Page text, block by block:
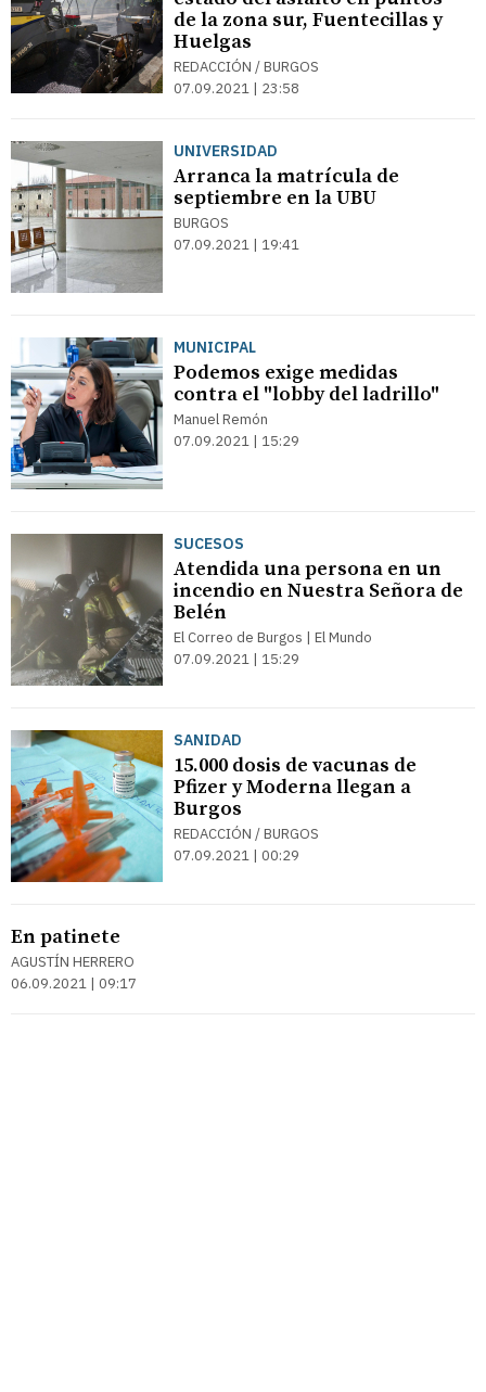
de la zona sur, Fuentecillas y
Huelgas
REDACCIÓN / BURGOS
07.09.2021 | 23:58
UNIVERSIDAD
Arranca la matrícula de
septiembre en la UBU
BURGOS
07.09.2021 | 19:41
MUNICIPAL
Podemos exige medidas
contra el "lobby del ladrillo"
Manuel Remón
07.09.2021 | 15:29
SUCESOS
Atendida una persona en un
incendio en Nuestra Señora de
Belén
El Correo de Burgos | El Mundo
07.09.2021 | 15:29
SANIDAD
15.000 dosis de vacunas de
Pfizer y Moderna llegan a
Burgos
REDACCIÓN / BURGOS
07.09.2021 | 00:29
En patinete
AGUSTÍN HERRERO
06.09.2021 | 09:17